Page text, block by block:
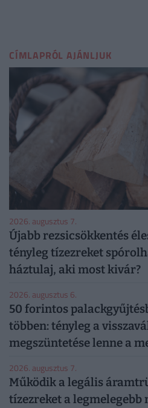
CÍMLAPRÓL AJÁNLJUK
2026. augusztus 7.
Újabb rezsicsökkentés
tényleg tízezreket
háztulaj, aki most kivár?
2026. augusztus 6.
50 forintos
többen: tényleg a
megszüntetése lenne a
2026. augusztus 7.
Működik a legális
tízezreket a legmelegebb